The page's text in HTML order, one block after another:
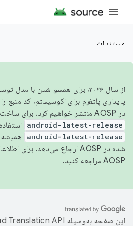
مستندات
از سال ۲۰۲۶، برای همسو شدن با
پایداری پلتفرم برای اکوسیستم، کد منبع
در AOSP منتشر خواهیم کرد. برای ساخت و مشارکت در AOSP،
android-latest-release
android-latest-release
همیشه
شده در AOSP ارجاع می‌دهد. برای اطلاعات بیشتر، به
AOSP مراجعه کنید.
این صفحه به‌وسیله